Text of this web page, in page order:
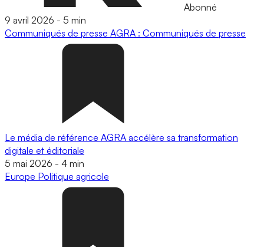
Abonné
9 avril 2026 - 5 min
Communiqués de presse AGRA : Communiqués de presse
Le média de référence AGRA accélère sa transformation
digitale et éditoriale
5 mai 2026 - 4 min
Europe Politique agricole